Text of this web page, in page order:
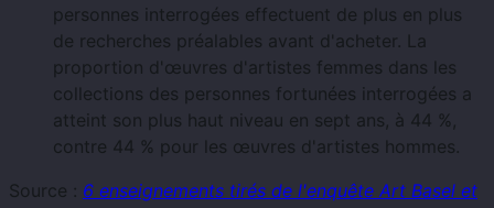
personnes interrogées effectuent de plus en plus
de recherches préalables avant d'acheter. La
proportion d'œuvres d'artistes femmes dans les
collections des personnes fortunées interrogées a
atteint son plus haut niveau en sept ans, à 44 %,
contre 44 % pour les œuvres d'artistes hommes.
Source : 6 enseignements tirés de l'enquête Art Basel et